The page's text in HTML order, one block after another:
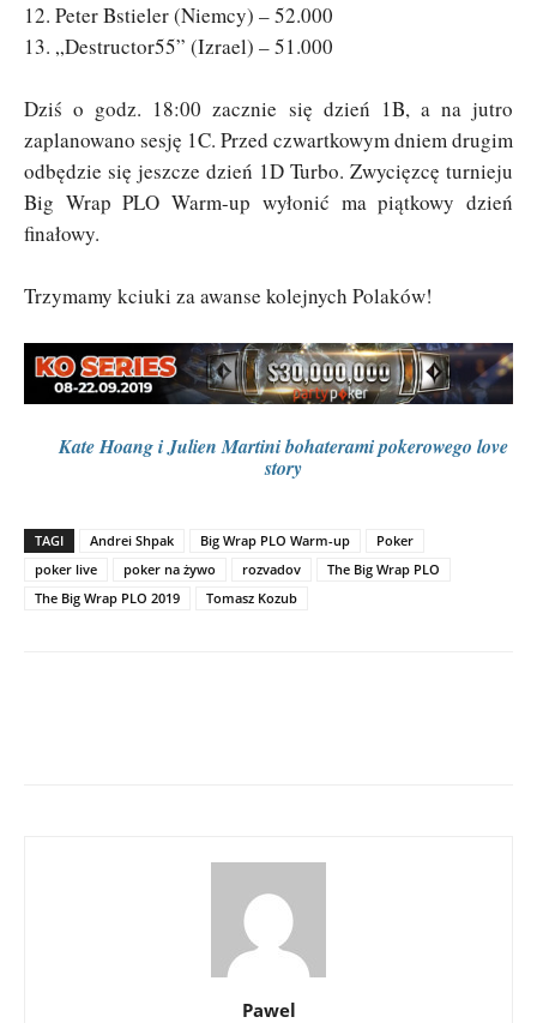
12. Peter Bstieler (Niemcy) – 52.000
13. „Destructor55” (Izrael) – 51.000
Dziś o godz. 18:00 zacznie się dzień 1B, a na jutro
zaplanowano sesję 1C. Przed czwartkowym dniem drugim
odbędzie się jeszcze dzień 1D Turbo. Zwycięzcę turnieju
Big Wrap PLO Warm-up wyłonić ma piątkowy dzień
finałowy.
Trzymamy kciuki za awanse kolejnych Polaków!
Kate Hoang i Julien Martini bohaterami pokerowego love
story
TAGI Andrei Shpak Big Wrap PLO Warm-up
Poker
poker live
poker na żywo rozvadov
The Big Wrap PLO
The Big Wrap PLO 2019
Tomasz Kozub
Pawel